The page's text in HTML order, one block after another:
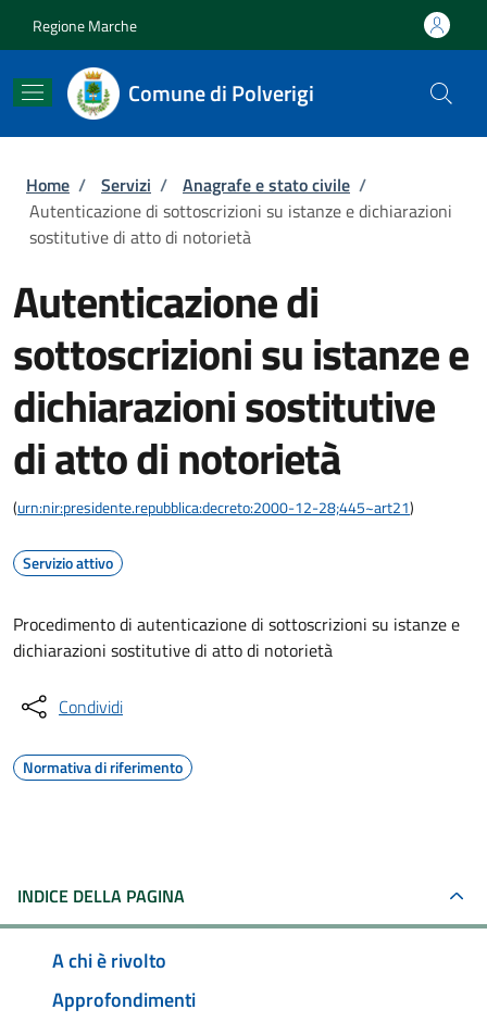
Regione Marche
Comune di Polverigi
Briciole di pane
Home / Servizi / Anagrafe e stato civile /
Autenticazione di sottoscrizioni su istanze e dichiarazioni
sostitutive di atto di notorietà
Autenticazione di
sottoscrizioni su istanze e
dichiarazioni sostitutive
di atto di notorietà
(urn:nir:presidente.repubblica:decreto:2000-12-28;445~art21)
Servizio attivo
Procedimento di autenticazione di sottoscrizioni su istanze e
dichiarazioni sostitutive di atto di notorietà
Condividi
Normativa di riferimento
INDICE DELLA PAGINA
A chi è rivolto
Approfondimenti